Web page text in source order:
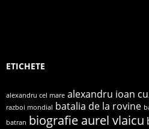
ETICHETE
alexandru cel mare alexandru ioan
razboi mondial batalia de la rovine
batran biografie aurel vlaicu